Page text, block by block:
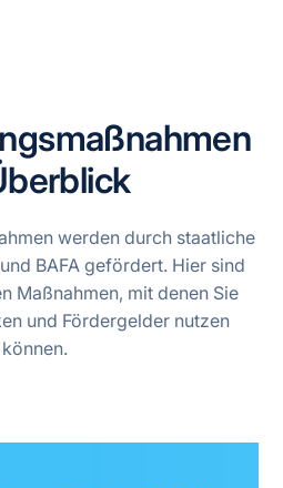
werden durch staatliche
BAFA gefördert. Hier sind
Maßnahmen, mit denen Sie
und Fördergelder nutzen
können.